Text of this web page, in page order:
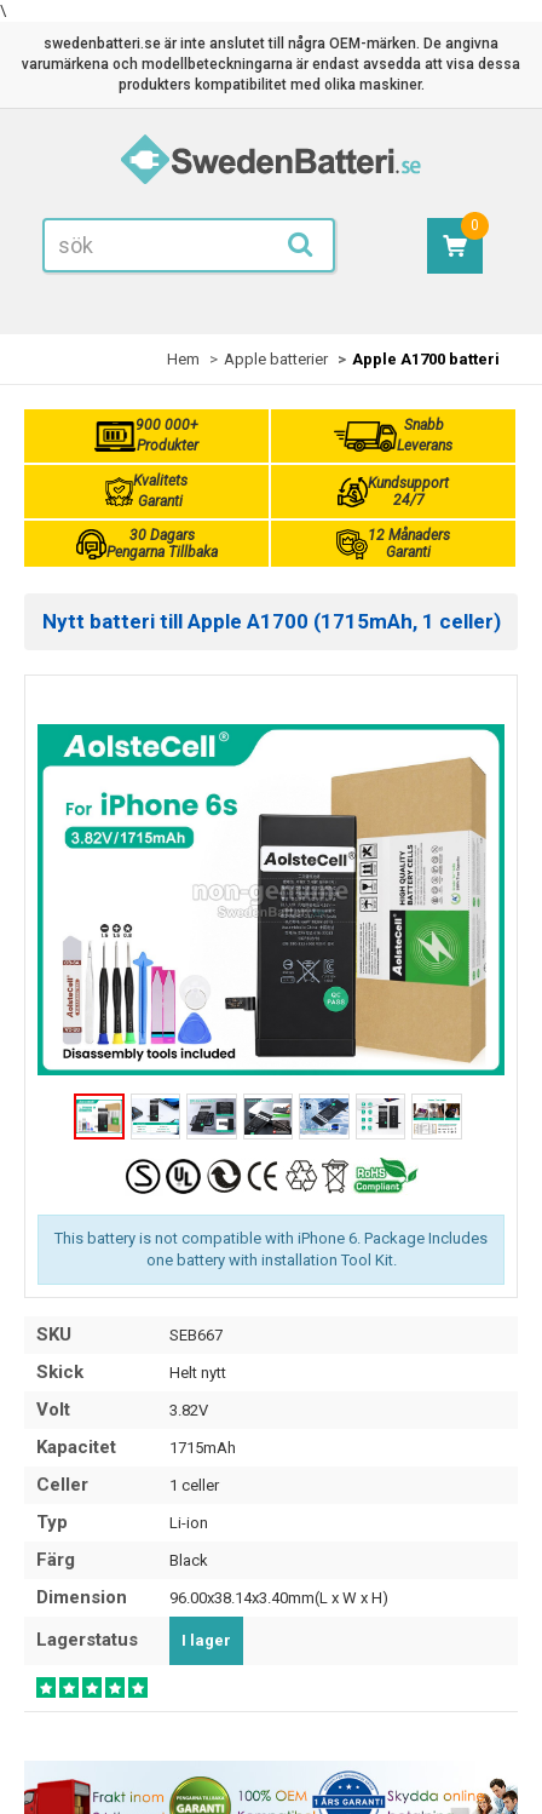
\
swedenbatteri.se är inte anslutet till några OEM-märken. De angivna
varumärkena och modellbeteckningarna är endast avsedda att visa dessa
produkters kompatibilitet med olika maskiner.
0
Hem Apple batterier Apple A1700 batteri
900 000+
Produkter
Snabb
Leverans
Kvalitets
Garanti
Kundsupport
24/7
30 Dagars
Pengarna Tillbaka
12 Månaders
Garanti
Nytt batteri till Apple A1700 (1715mAh, 1 celler)
This battery is not compatible with iPhone 6. Package Includes
one battery with installation Tool Kit.
SKU SEB667
Skick Helt nytt
Volt 3.82V
Kapacitet 1715mAh
Celler 1 celler
Typ Li-ion
Färg Black
Dimension 96.00x38.14x3.40mm(L x W x H)
Lagerstatus I lager